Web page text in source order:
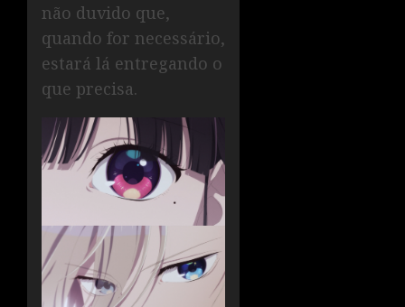
não duvido que,
quando for necessário,
estará lá entregando o
que precisa.